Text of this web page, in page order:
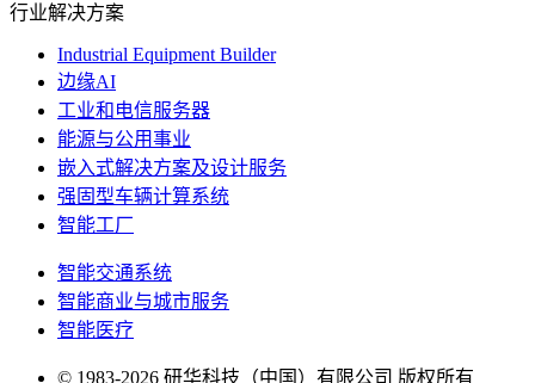
行业解决方案
Industrial Equipment Builder
边缘AI
工业和电信服务器
能源与公用事业
嵌入式解决方案及设计服务
强固型车辆计算系统
智能工厂
智能交通系统
智能商业与城市服务
智能医疗
© 1983-2026 研华科技（中国）有限公司 版权所有